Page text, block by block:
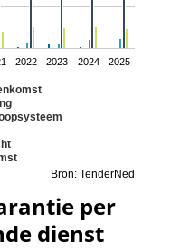
2022 2023 2024 2025
Bron: TenderNed
ntie per
dienst